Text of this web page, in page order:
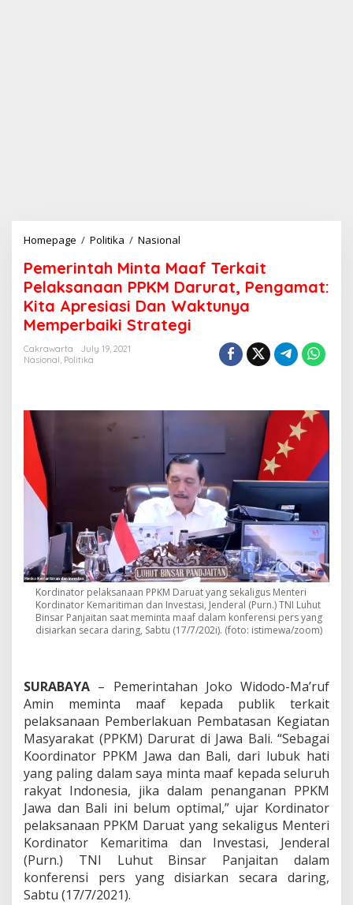
Homepage / Politika / Nasional
m
e
r
i
n
n
M
a
a
f
T
e
r
k
a
i
t
P
e
l
a
n
a
a
n
P
P
K
M
D
a
r
u
r
Pemerintah Minta Maaf Terkait
Pelaksanaan PPKM Darurat, Pengamat:
Kita Apresiasi Dan Waktunya
Memperbaiki Strategi
Cakrawarta
July 19, 2021
Nasional, Politika
Kordinator pelaksanaan PPKM Daruat yang sekaligus Menteri
Kordinator Kemaritiman dan Investasi, Jenderal (Purn.) TNI Luhut
Binsar Panjaitan saat meminta maaf dalam konferensi pers yang
disiarkan secara daring, Sabtu (17/7/202i). (foto: istimewa/zoom)
SURABAYA – Pemerintahan Joko Widodo-Ma’ruf
Amin meminta maaf kepada publik terkait
pelaksanaan Pemberlakuan Pembatasan Kegiatan
Masyarakat (PPKM) Darurat di Jawa Bali. “Sebagai
Koordinator PPKM Jawa dan Bali, dari lubuk hati
yang paling dalam saya minta maaf kepada seluruh
rakyat Indonesia, jika dalam penanganan PPKM
Jawa dan Bali ini belum optimal,” ujar Kordinator
pelaksanaan PPKM Daruat yang sekaligus Menteri
Kordinator Kemaritima dan Investasi, Jenderal
(Purn.) TNI Luhut Binsar Panjaitan dalam
konferensi pers yang disiarkan secara daring,
Sabtu (17/7/2021).